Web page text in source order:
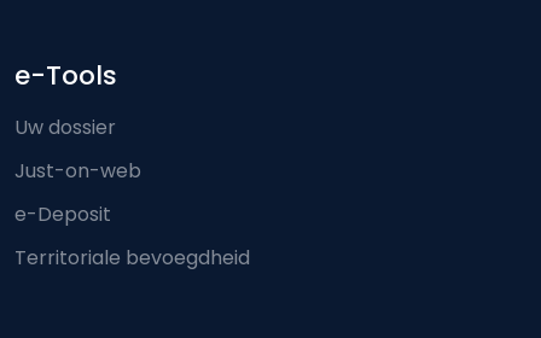
e-Tools
Uw dossier
Just-on-web
e-Deposit
Territoriale bevoegdheid